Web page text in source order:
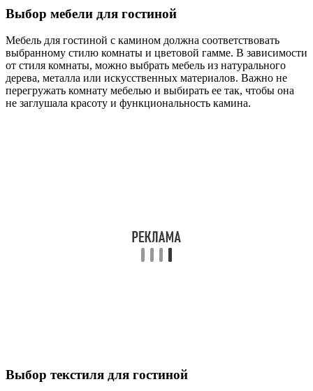
Выбор мебели для гостиной
Мебель для гостиной с камином должна соответствовать
выбранному стилю комнаты и цветовой гамме. В зависимости
от стиля комнаты, можно выбрать мебель из натурального
дерева, металла или искусственных материалов. Важно не
перегружать комнату мебелью и выбирать ее так, чтобы она
не заглушала красоту и функциональность камина.
Выбор текстиля для гостиной